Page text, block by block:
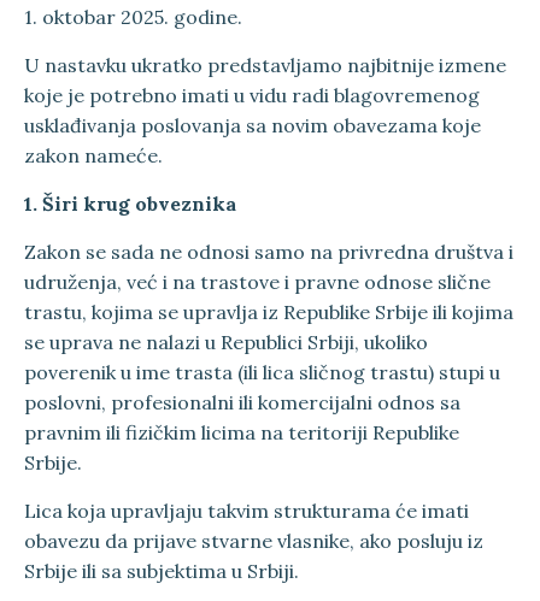
1. oktobar 2025. godine.
U nastavku ukratko predstavljamo najbitnije izmene
koje je potrebno imati u vidu radi blagovremenog
usklađivanja poslovanja sa novim obavezama koje
zakon nameće.
1. Širi krug obveznika
Zakon se sada ne odnosi samo na privredna društva i
udruženja, već i na trastove i pravne odnose slične
trastu, kojima se upravlja iz Republike Srbije ili kojima
se uprava ne nalazi u Republici Srbiji, ukoliko
poverenik u ime trasta (ili lica sličnog trastu) stupi u
poslovni, profesionalni ili komercijalni odnos sa
pravnim ili fizičkim licima na teritoriji Republike
Srbije.
Lica koja upravljaju takvim strukturama će imati
obavezu da prijave stvarne vlasnike, ako posluju iz
Srbije ili sa subjektima u Srbiji.